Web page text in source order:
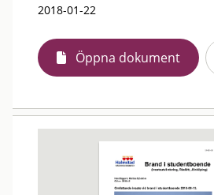
2018-01-22
Öppna dokument